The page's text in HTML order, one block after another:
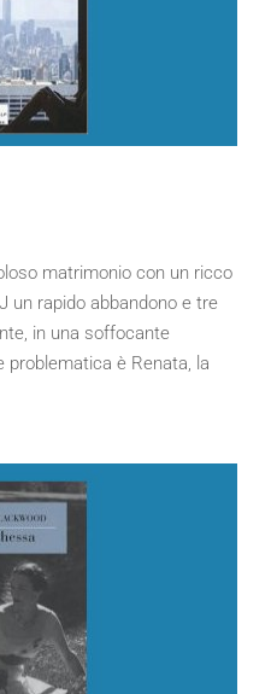
matrimonio con un ricco
un rapido abbandono e tre
in una soffocante
problematica è Renata, la